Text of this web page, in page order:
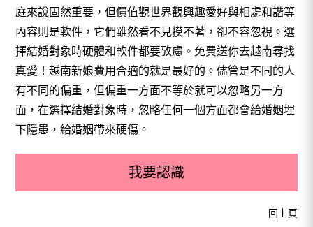
庭來說固然重要，但價值觀世界觀興趣愛好與相處和諧等
內容則是軟件，它們雖然看不見摸不著，卻不容忽視。選
擇結婚對象時硬體和軟件都要攷慮。免費送你去越南尋找
真愛！越南新娘費用合適的就是最好的。儘管是不同的人
有不同的偏重，但偏重一方面不等於就可以忽略另一方
面，在選擇結婚對象時，忽略任何一個方面都會給婚姻埋
下隱患，給婚姻帶來硬傷。
我要認識
回上頁